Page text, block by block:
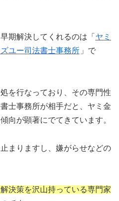
期解決してくれるのは「 ヤミ
ユー司法書士事務所 」で
を行なっており、その専門性
士事務所が相手だと、ヤミ金
向が顕著にでてきています。
まりますし、嫌がらせなどの
決策を沢山持っている専門家